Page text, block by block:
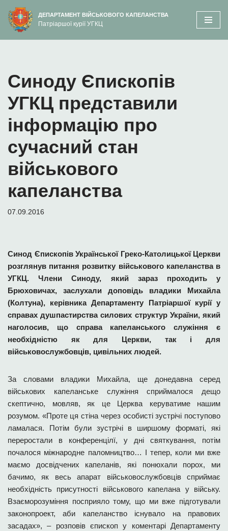
вмісту
Перейти
до
ДЕПАРТАМЕНТ ВІЙСЬКОВОГО КАПЕЛАНСТВА
Патріаршої курії УГКЦ
Синоду Єпископів
УГКЦ представили
інформацію про
сучасний стан
військового
капеланства
07.09.2016
Синод Єпископів Української Греко-Католицької Церкви
розглянув питання розвитку військового капеланства в
УГКЦ. Члени Синоду, який зараз проходить у
Брюховичах, заслухали доповідь владики Михайла
(Колтуна), керівника Департаменту Патріаршої курії у
справах душпастирства силових структур України, який
наголосив, що справа капеланського служіння є
необхідністю як для Церкви, так і для
військовослужбовців, цивільних людей.
За словами владики Михайла, ще донедавна серед
військових капеланське служіння сприймалося дещо
скептично, мовляв, як це Церква керуватиме нашим
розумом. «Проте ця стіна через особисті зустрічі поступово
ламалася. Потім були зустрічі в ширшому форматі, які
переростали в конференцілї, у дні святкування, потім
почалося міжнародне паломництво… І тепер, коли ми вже
маємо досвідчених капеланів, які понюхали порох, ми
бачимо, як весь апарат військовослужбовців сприймає
необхідність присутності військового капелана у війську.
Взаєморозуміння посприяло тому, що ми вже підготували
законопроект, аби капеланство існувало на правових
засадах», – розповів єпископ у коментарі Департаменту